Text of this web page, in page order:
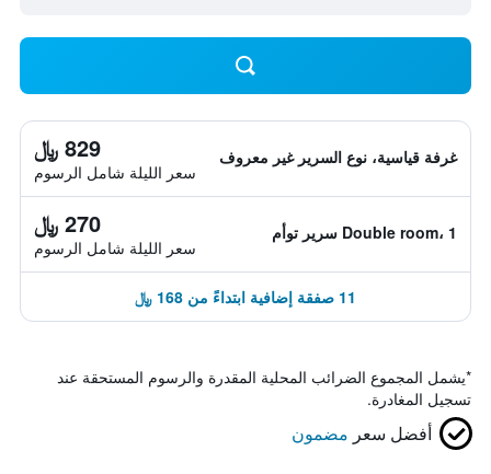
غرفة قياسية، نوع السرير غير معروف 829 ﷼
سعر الليلة شامل الرسوم
Double room، 1 سرير توأم 270 ﷼
سعر الليلة شامل الرسوم
11 صفقة إضافية ابتداءً من 168 ﷼
*يشمل المجموع الضرائب المحلية المقدرة والرسوم المستحقة عند
تسجيل المغادرة.
أفضل سعر مضمون